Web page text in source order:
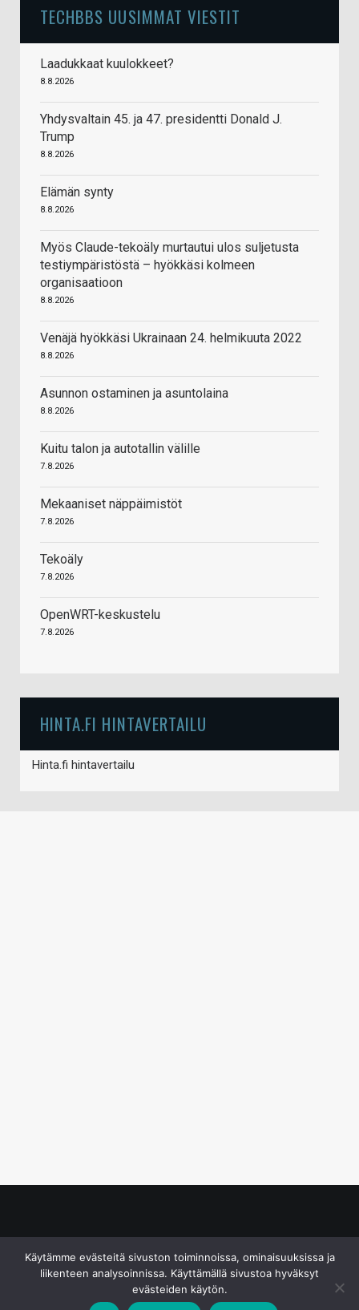
TECHBBS UUSIMMAT VIESTIT
Laadukkaat kuulokkeet?
8.8.2026
Yhdysvaltain 45. ja 47. presidentti Donald J.
Trump
8.8.2026
Elämän synty
8.8.2026
Myös Claude-tekoäly murtautui ulos suljetusta
testiympäristöstä – hyökkäsi kolmeen
organisaatioon
8.8.2026
Venäjä hyökkäsi Ukrainaan 24. helmikuuta 2022
8.8.2026
Asunnon ostaminen ja asuntolaina
8.8.2026
Kuitu talon ja autotallin välille
7.8.2026
Mekaaniset näppäimistöt
7.8.2026
Tekoäly
7.8.2026
OpenWRT-keskustelu
7.8.2026
HINTA.FI HINTAVERTAILU
Hinta.fi hintavertailu
Käytämme evästeitä sivuston toiminnoissa, ominaisuuksissa ja
liikenteen analysoinnissa. Käyttämällä sivustoa hyväksyt
evästeiden käytön.